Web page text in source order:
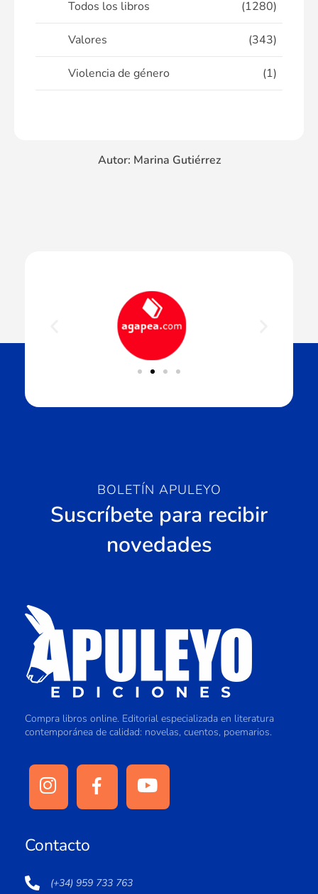
Todos los libros (1280)
Valores (343)
Violencia de género (1)
Autor: Marina Gutiérrez
BOLETÍN APULEYO
Suscríbete para recibir
novedades
Compra libros online. Editorial especializada en literatura
contemporánea de calidad: novelas, cuentos, poemarios.
Contacto
(+34) 959 733 763